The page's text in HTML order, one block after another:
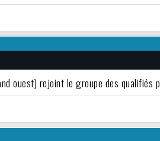
ouest) rejoint le groupe des qualifiés